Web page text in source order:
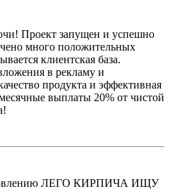
Проект запущен и успешно
много положительных
клиентская база.
в рекламу и
продукта и эффективная
выплаты 20% от чистой
ЛЕГО КИРПИЧА ИЩУ